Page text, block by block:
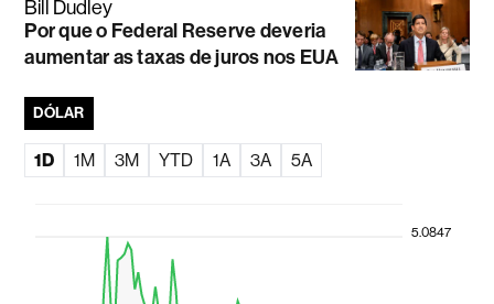
Bill Dudley
Por que o Federal Reserve deveria
aumentar as taxas de juros nos EUA
DÓLAR
1D 1M 3M YTD 1A 3A 5A
5.0847